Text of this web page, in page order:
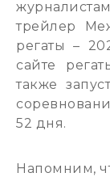
трейлер
регаты –
сайте
также
52 дня.
Напомним,